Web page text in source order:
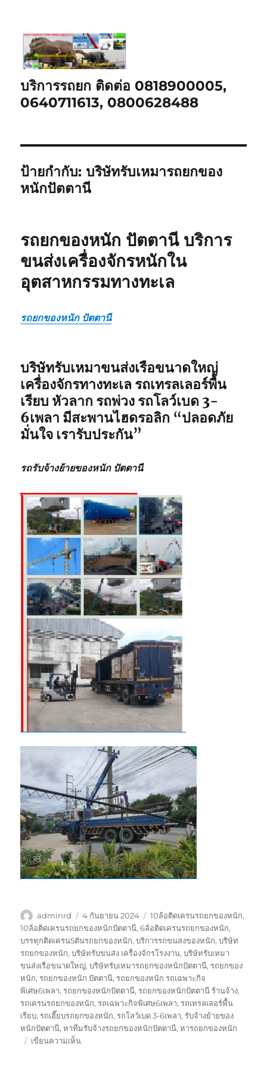
บริการรถยก ติดต่อ 0818900005,
0640711613, 0800628488
ป้ายกำกับ:บริษัทรับเหมารถยกของ
หนักปัตตานี
รถยกของหนัก ปัตตานี บริการ
ขนส่งเครื่องจักรหนักใน
อุตสาหกรรมทางทะเล
รถยกของหนัก ปัตตานี
บริษัทรับเหมาขนส่งเรือขนาดใหญ่
เครื่องจักรทางทะเล รถเทรลเลอร์พื้น
เรียบ หัวลาก รถพ่วง รถโลว์เบด 3-
6เพลา มีสะพานไฮดรอลิก “ปลอดภัย
มั่นใจ เรารับประกัน”
รถรับจ้างย้ายของหนัก ปัตตานี
ผู้
เขียน
adminrd
เขียน
เมื่อ
4 กันยายน 2024
ป้าย
กำกับ
10ล้อติดเครนรถยกของหนัก,
10ล้อติดเครนรถยกของหนักปัตตานี,6ล้อติดเครนรถยกของหนัก,
บรรทุกติดเครน5ตันรถยกของหนัก,บริการรถขนสงของหนัก,บริษัท
รถยกของหนัก,บริษัทรับขนส่ง เครื่องจักรโรงงาน,บริษัทรับเหมา
ขนส่งเรือขนาดใหญ่,บริษัทรับเหมารถยกของหนักปัตตานี,รถยกของ
หนัก,รถยกของหนัก ปัตตานี,รถยกของหนัก รถเฉพาะกิจ
พิเศษ6เพลา,รถยกของหนักปัตตานี,รถยกของหนักปัตตานี ร้านจ้าง,
รถเครนรถยกของหนัก,รถเฉพาะกิจพิเศษ6เพลา,รถเทรลเลอร์พื้น
เรียบ,รถเฮี๊ยบรถยกของหนัก,รถโลว์เบด 3-6เพลา,รับจ้างย้ายของ
หนักปัตตานี,หาทีมรับจ้างรถยกของหนักปัตตานี,หารถยกของหนัก
เขียนความเห็นบน